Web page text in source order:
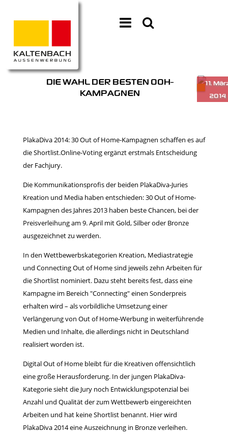
DIE WAHL DER BESTEN OOH-
KAMPAGNEN
PlakaDiva 2014: 30 Out of Home-Kampagnen schaffen es auf
die Shortlist.Online-Voting ergänzt erstmals Entscheidung
der Fachjury.
Die Kommunikationsprofis der beiden PlakaDiva-Juries
Kreation und Media haben entschieden: 30 Out of Home-
Kampagnen des Jahres 2013 haben beste Chancen, bei der
Preisverleihung am 9. April mit Gold, Silber oder Bronze
ausgezeichnet zu werden.
In den Wettbewerbskategorien Kreation, Mediastrategie
und Connecting Out of Home sind jeweils zehn Arbeiten für
die Shortlist nominiert. Dazu steht bereits fest, dass eine
Kampagne im Bereich "Connecting" einen Sonderpreis
erhalten wird – als vorbildliche Umsetzung einer
Verlängerung von Out of Home-Werbung in weiterführende
Medien und Inhalte, die allerdings nicht in Deutschland
realisiert worden ist.
Digital Out of Home bleibt für die Kreativen offensichtlich
eine große Herausforderung. In der jungen PlakaDiva-
Kategorie sieht die Jury noch Entwicklungspotenzial bei
Anzahl und Qualität der zum Wettbewerb eingereichten
Arbeiten und hat keine Shortlist benannt. Hier wird
PlakaDiva 2014 eine Auszeichnung in Bronze verleihen.